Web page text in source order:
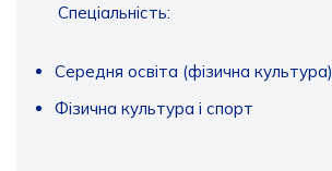
Спеціальність:
Середня освіта (фізична культура)
Фізична культура і спорт